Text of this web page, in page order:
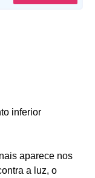
inferior
aparece nos
a luz, o